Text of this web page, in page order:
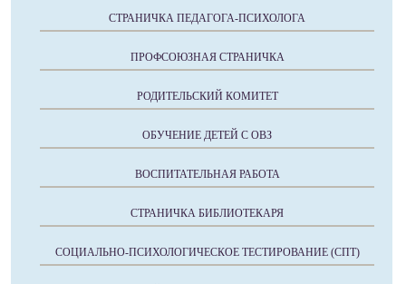
СТРАНИЧКА ПЕДАГОГА-ПСИХОЛОГА
ПРОФСОЮЗНАЯ СТРАНИЧКА
РОДИТЕЛЬСКИЙ КОМИТЕТ
ОБУЧЕНИЕ ДЕТЕЙ С ОВЗ
ВОСПИТАТЕЛЬНАЯ РАБОТА
СТРАНИЧКА БИБЛИОТЕКАРЯ
СОЦИАЛЬНО-ПСИХОЛОГИЧЕСКОЕ ТЕСТИРОВАНИЕ (СПТ)